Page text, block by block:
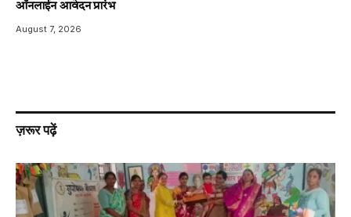
ऑनलाईन आवेदन प्रारंभ
August 7, 2026
ज़रूर पढ़ें